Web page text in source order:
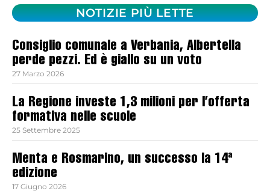
NOTIZIE PIÙ LETTE
Consiglio comunale a Verbania, Albertella
perde pezzi. Ed è giallo su un voto
27 Marzo 2026
La Regione investe 1,3 milioni per l’offerta
formativa nelle scuole
25 Settembre 2025
Menta e Rosmarino, un successo la 14ª
edizione
17 Giugno 2026